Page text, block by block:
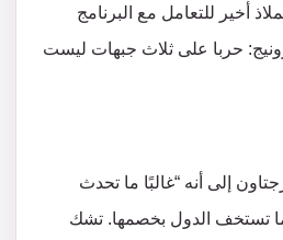
أخير للتعامل مع البرنامج
حربا على ثلاث جبهات ليست
إلى أنه “غالبًا ما تحدث
تستخف الدول بخصمها. تشك